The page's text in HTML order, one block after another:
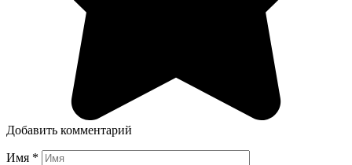
Добавить комментарий
Имя *